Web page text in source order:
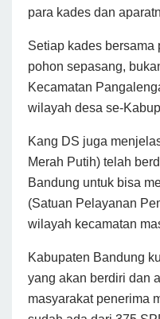
para kades dan
Setiap kades
pohon sepasang,
Kecamatan
wilayah desa se-
Kang DS juga
Merah Putih) telah
Bandung untuk bisa
(Satuan Pelayanan
wilayah kecamatan
Kabupaten Bandung
yang akan berdiri dan
masyarakat penerima